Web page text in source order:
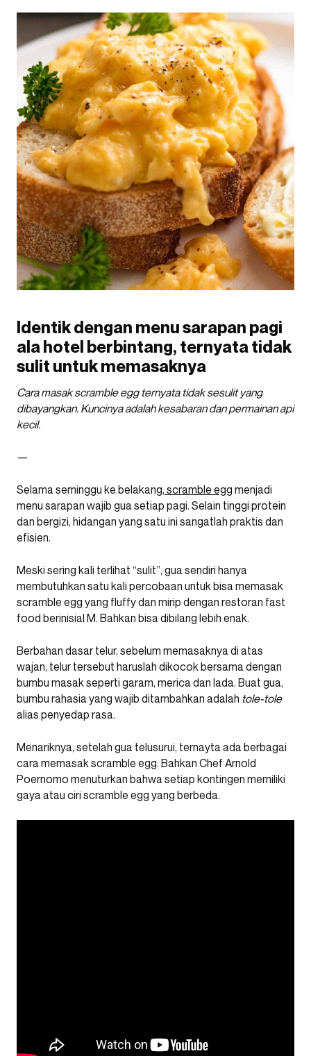
Identik dengan menu sarapan pagi
ala hotel berbintang, ternyata tidak
sulit untuk memasaknya
Cara masak scramble egg ternyata tidak sesulit yang
dibayangkan. Kuncinya adalah kesabaran dan permainan api
kecil.
—
Selama seminggu ke belakang, scramble egg menjadi
menu sarapan wajib gua setiap pagi. Selain tinggi protein
dan bergizi, hidangan yang satu ini sangatlah praktis dan
efisien.
Meski sering kali terlihat “sulit”, gua sendiri hanya
membutuhkan satu kali percobaan untuk bisa memasak
scramble egg yang fluffy dan mirip dengan restoran fast
food berinisial M. Bahkan bisa dibilang lebih enak.
Berbahan dasar telur, sebelum memasaknya di atas
wajan, telur tersebut haruslah dikocok bersama dengan
bumbu masak seperti garam, merica dan lada. Buat gua,
bumbu rahasia yang wajib ditambahkan adalah tole-tole
alias penyedap rasa.
Menariknya, setelah gua telusurui, ternayta ada berbagai
cara memasak scramble egg. Bahkan Chef Arnold
Poernomo menuturkan bahwa setiap kontingen memiliki
gaya atau ciri scramble egg yang berbeda.